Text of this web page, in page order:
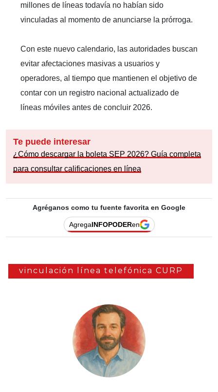
millones de líneas todavía no habían sido
vinculadas al momento de anunciarse la prórroga.
Con este nuevo calendario, las autoridades buscan
evitar afectaciones masivas a usuarios y
operadores, al tiempo que mantienen el objetivo de
contar con un registro nacional actualizado de
líneas móviles antes de concluir 2026.
Te puede interesar
¿Cómo descargar la boleta SEP 2026? Guía completa
para consultar calificaciones en línea
Agréganos como tu fuente favorita en Google
AgregaINFOPODERen
vinculación línea telefónica CURP